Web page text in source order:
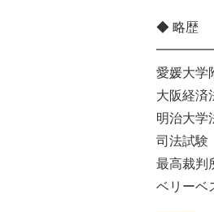
◆ 略歴
愛媛大
大阪経
明治大
司法試
最高裁判
ベリー